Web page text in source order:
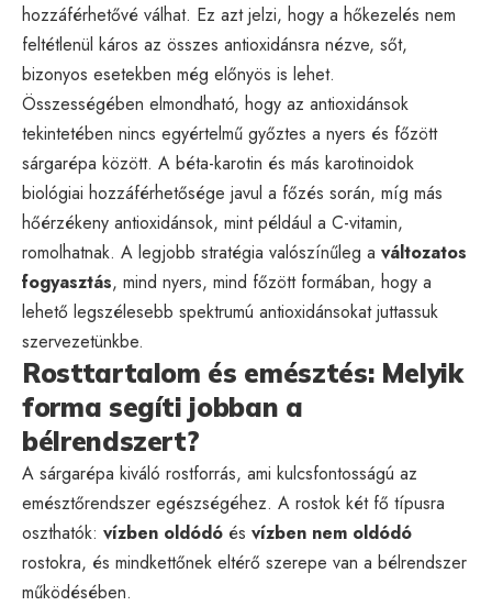
hozzáférhetővé válhat. Ez azt jelzi, hogy a hőkezelés nem
feltétlenül káros az összes antioxidánsra nézve, sőt,
bizonyos esetekben még előnyös is lehet.
Összességében elmondható, hogy az antioxidánsok
tekintetében nincs egyértelmű győztes a nyers és főzött
sárgarépa között. A béta-karotin és más karotinoidok
biológiai hozzáférhetősége javul a főzés során, míg más
hőérzékeny antioxidánsok, mint például a C-vitamin,
romolhatnak. A legjobb stratégia valószínűleg a változatos
fogyasztás, mind nyers, mind főzött formában, hogy a
lehető legszélesebb spektrumú antioxidánsokat juttassuk
szervezetünkbe.
Rosttartalom és emésztés: Melyik
forma segíti jobban a
bélrendszert?
A sárgarépa kiváló rostforrás, ami kulcsfontosságú az
emésztőrendszer egészségéhez. A rostok két fő típusra
oszthatók: vízben oldódó és vízben nem oldódó
rostokra, és mindkettőnek eltérő szerepe van a bélrendszer
működésében.